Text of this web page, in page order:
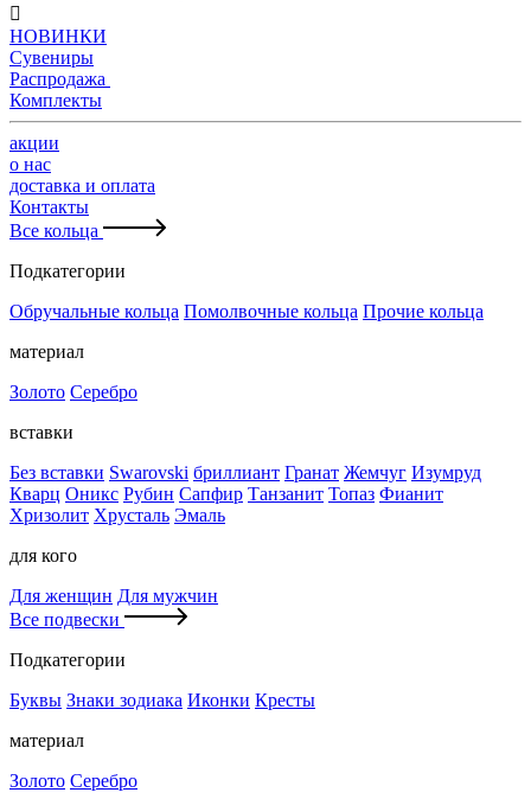

НОВИНКИ
Сувениры
Распродажа
Комплекты
акции
о нас
доставка и оплата
Контакты
Все кольца
Подкатегории
Обручальные кольца Помолвочные кольца Прочие кольца
материал
Золото Серебро
вставки
Без вставки Swarovski бриллиант Гранат Жемчуг Изумруд
Кварц Оникс Рубин Сапфир Танзанит Топаз Фианит
Хризолит Хрусталь Эмаль
для кого
Для женщин Для мужчин
Все подвески
Подкатегории
Буквы Знаки зодиака Иконки Кресты
материал
Золото Серебро